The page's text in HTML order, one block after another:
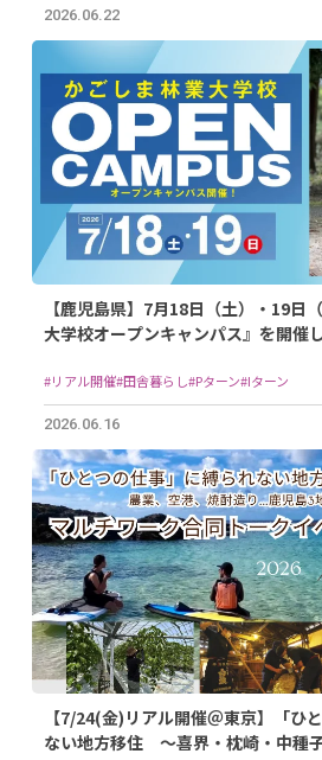
2026.06.22
【鹿児島県】7月18日（土）・19日
大学校オープンキャンパス』を開催
#リアル開催#田舎暮らし#Pターン#Iターン
2026.06.16
【7/24(金)リアル開催＠東京】「ひ
ない地方移住 ～喜界・枕崎・中種